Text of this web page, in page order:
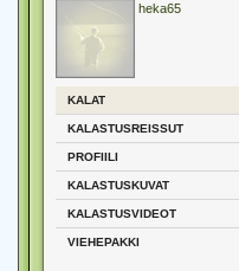
heka65
KALAT
KALASTUSREISSUT
PROFIILI
KALASTUSKUVAT
KALASTUSVIDEOT
VIEHEPAKKI